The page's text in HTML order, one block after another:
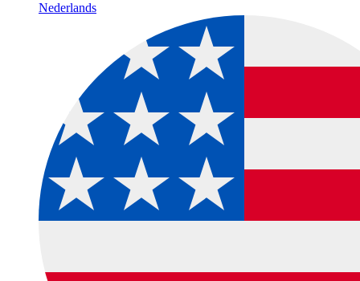
Nederlands